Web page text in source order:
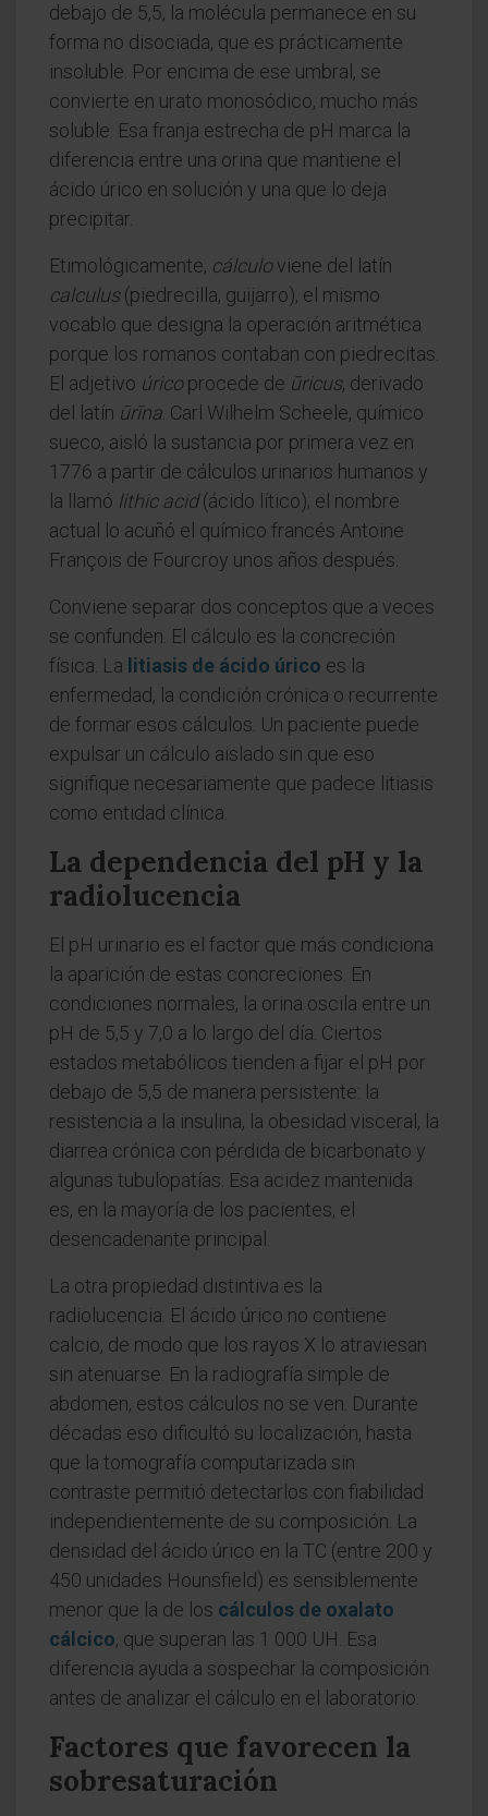
debajo de 5,5, la molécula permanece en su
forma no disociada, que es prácticamente
insoluble. Por encima de ese umbral, se
convierte en urato monosódico, mucho más
soluble. Esa franja estrecha de pH marca la
diferencia entre una orina que mantiene el
ácido úrico en solución y una que lo deja
precipitar.
Etimológicamente, cálculoviene del latín
calculus(piedrecilla, guijarro), el mismo
vocablo que designa la operación aritmética
porque los romanos contaban con piedrecitas.
El adjetivo úricoprocede de ūricus, derivado
del latín ūrīna . Carl Wilhelm Scheele, químico
sueco, aisló la sustancia por primera vez en
1776 a partir de cálculos urinarios humanos y
la llamó lithic acid(ácido lítico); el nombre
actual lo acuñó el químico francés Antoine
François de Fourcroy unos años después.
Conviene separar dos conceptos que a veces
se confunden. El cálculo es la concreción
física. La litiasis de ácido úrico es la
enfermedad, la condición crónica o recurrente
de formar esos cálculos. Un paciente puede
expulsar un cálculo aislado sin que eso
signifique necesariamente que padece litiasis
como entidad clínica.
La dependencia del pH y la
radiolucencia
El pH urinario es el factor que más condiciona
la aparición de estas concreciones. En
condiciones normales, la orina oscila entre un
pH de 5,5 y 7,0 a lo largo del día. Ciertos
estados metabólicos tienden a fijar el pH por
debajo de 5,5 de manera persistente: la
resistencia a la insulina, la obesidad visceral, la
diarrea crónica con pérdida de bicarbonato y
algunas tubulopatías. Esa acidez mantenida
es, en la mayoría de los pacientes, el
desencadenante principal.
La otra propiedad distintiva es la
radiolucencia. El ácido úrico no contiene
calcio, de modo que los rayos X lo atraviesan
sin atenuarse. En la radiografía simple de
abdomen, estos cálculos no se ven. Durante
décadas eso dificultó su localización, hasta
que la tomografía computarizada sin
contraste permitió detectarlos con fiabilidad
independientemente de su composición. La
densidad del ácido úrico en la TC (entre 200 y
450 unidades Hounsfield) es sensiblemente
menor que la de los cálculos de oxalato
cálcico, que superan las 1 000 UH. Esa
diferencia ayuda a sospechar la composición
antes de analizar el cálculo en el laboratorio.
Factores que favorecen la
sobresaturación